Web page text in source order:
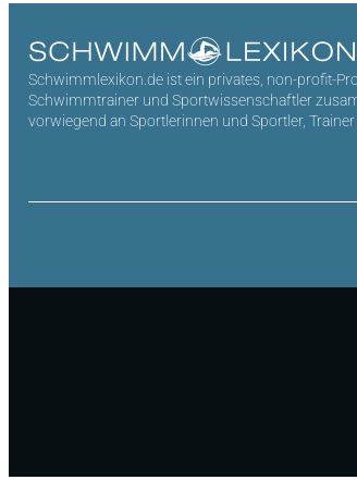
Schwimmlexikon.de ist ein privates, non-profit-
Schwimmtrainer und Sportwissenschaftler
vorwiegend an Sportlerinnen und Sportler, Trainer